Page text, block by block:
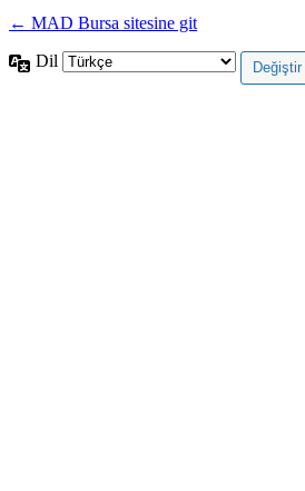
← MAD Bursa sitesine git
Dil